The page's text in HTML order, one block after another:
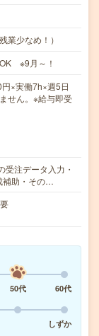
業少なめ！）
※9月～！
×実働7h×週5日
せん。※給与即受
注データ入力・
補助・その…
50代
60代
しずか